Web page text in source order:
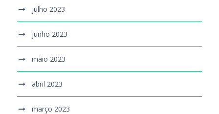
julho 2023
junho 2023
maio 2023
abril 2023
março 2023